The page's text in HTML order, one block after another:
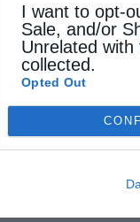
I want to opt-
Sale, and/or
Unrelated
collected.
Opted Out